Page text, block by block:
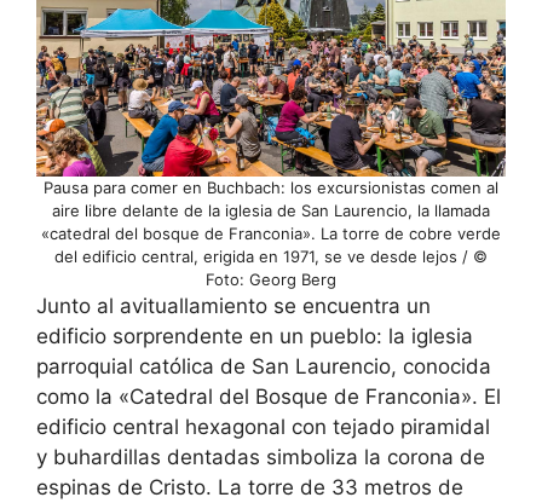
Pausa para comer en Buchbach: los excursionistas comen al
aire libre delante de la iglesia de San Laurencio, la llamada
«catedral del bosque de Franconia». La torre de cobre verde
del edificio central, erigida en 1971, se ve desde lejos / ©
Foto: Georg Berg
Junto al avituallamiento se encuentra un
edificio sorprendente en un pueblo: la iglesia
parroquial católica de San Laurencio, conocida
como la «Catedral del Bosque de Franconia». El
edificio central hexagonal con tejado piramidal
y buhardillas dentadas simboliza la corona de
espinas de Cristo. La torre de 33 metros de